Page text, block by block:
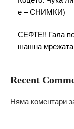
е – СНИМКИ)
СЕФТЕ!! Гала
шашна
Recent
Няма коментари